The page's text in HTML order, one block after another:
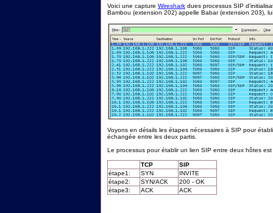
Voici une capture Wireshark dues processus SIP
Bambou (extension 202) appelle Babar (extension 203),
Voyons en détails les étapes nécessaires à SIP pour
échangée entre les deux partis.
Le processus pour établir un lien SIP entre deux hôtes
TCP
SIP
étape1:
SYN
INVITE
étape2:
SYN/ACK
200 - OK
étape3:
ACK ACK